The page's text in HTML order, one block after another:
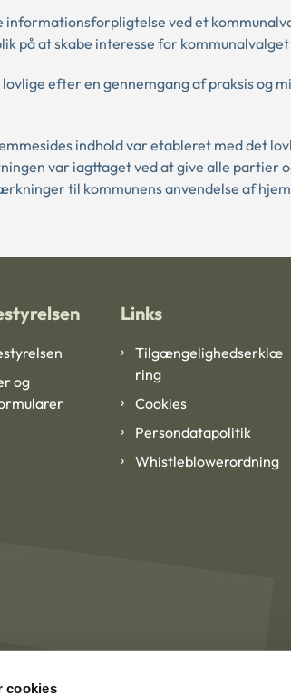
cookies
ved et
på at skabe interesse for
efter en gennemgang af praksis og
indhold var etableret med det
var iagttaget ved at give alle partier
til kommunens anvendelse af
og
Links
Tilgængelighedserklæ
ring
Cookies
Persondatapolitik
Whistleblowerordning